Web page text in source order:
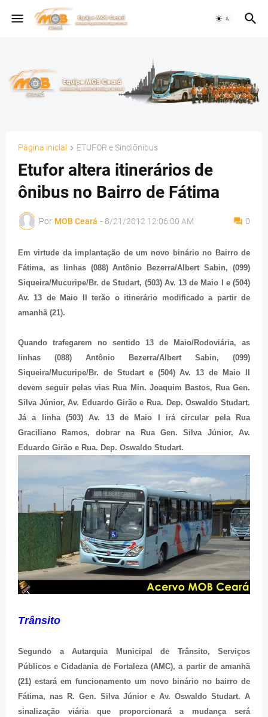
Página inicial ETUFOR e Sindiônibus
Etufor altera itinerários de
ônibus no Bairro de Fátima
Por MOB Ceará - 8/21/2012 12:06:00 AM 0
Em virtude da implantação de um novo binário no Bairro de
Fátima, as linhas (088) Antônio Bezerra/Albert Sabin, (099)
Siqueira/Mucuripe/Br. de Studart, (503) Av. 13 de Maio I e (504)
Av. 13 de Maio II terão o itinerário modificado a partir de
amanhã (21).
Quando trafegarem no sentido 13 de Maio/Rodoviária, as
linhas (088) Antônio Bezerra/Albert Sabin, (099)
Siqueira/Mucuripe/Br. de Studart e (504) Av. 13 de Maio II
devem seguir pelas vias Rua Min. Joaquim Bastos, Rua Gen.
Silva Júnior, Av. Eduardo Girão e Rua. Dep. Oswaldo Studart.
Já a linha (503) Av. 13 de Maio I irá circular pela Rua
Graciliano Ramos, dobrar na Rua Gen. Silva Júnior, Av.
Eduardo Girão e Rua. Dep. Oswaldo Studart.
Trânsito
Segundo a Autarquia Municipal de Trânsito, Serviços
Públicos e Cidadania de Fortaleza (AMC), a partir de amanhã
(21) estará em funcionamento um novo binário no bairro de
Fátima, nas R. Gen. Silva Júnior e Av. Oswaldo Studart. A
sinalização viária que proporcionará a mudança será